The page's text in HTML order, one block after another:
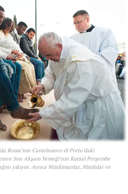
Roma’nın Castelnuovo di Porto’daki
Son Akşam Yemeği’nin Kutsal Perşembe
yıkıyor. Ayrıca Müslümanlar, Hindular ve